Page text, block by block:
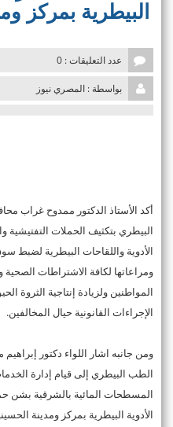
البيطرية بمركز
عدد التعليقات : 0
بواسطة : المصري نيوز
أكد الأستاذ الدكتور ممدوح غراب
البيطري بتكثيف الحملات التفتيشية
الأدوية واللقاحات البيطرية لضبط
ومراعاتها لكافة الاشتراطات
المواطنين ولزيادة إنتاجية الثروة
الإجراءات القانونية حيال المخالفين.
ومن جانبه اشار اللواء دكتور
الطب البيطري إلى قيام إدارة
المسطحات المائية بالشرقية بشن
الأدوية البيطرية بمركز ومدينة